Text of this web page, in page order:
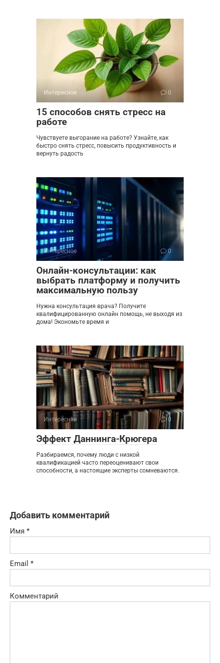
Интересное 0
15 способов снять стресс на
работе
Чувствуете выгорание на работе? Узнайте, как
быстро снять стресс, повысить продуктивность и
вернуть радость
Интересное 0
Онлайн-консультации: как
выбрать платформу и получить
максимальную пользу
Нужна консультация врача? Получите
квалифицированную онлайн помощь, не выходя из
дома! Экономьте время и
Интересное 0
Эффект Даннинга-Крюгера
Разбираемся, почему люди с низкой
квалификацией часто переоценивают свои
способности, а настоящие эксперты сомневаются.
Добавить комментарий
Имя *
Email *
Комментарий